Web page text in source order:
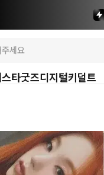
스타굿즈디지털키덜트